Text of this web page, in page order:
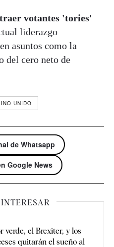
votantes 'tories'
liderazgo
asuntos como la
del cero neto de
UNIDO
de Whatsapp
Google News
verde, el Brexiter, y los
quitarán el sueño al